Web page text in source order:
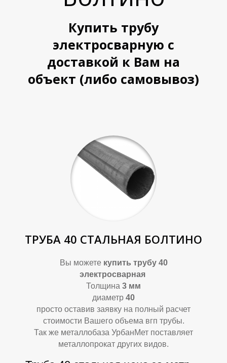
Б
Купить трубу
электросварную с
доставкой к Вам на
объект (либо самовывоз)
ТРУБА 40 СТАЛЬНАЯ БОЛТИНО
Вы можете купить трубу 40
электросварная
Толщина 3 мм
диаметр 40
просто оставив заявку на полный расчет
стоимости Вашего объема вгп трубы.
Так же металлобаза УрбанМет поставляет
металлопрокат других видов.
У